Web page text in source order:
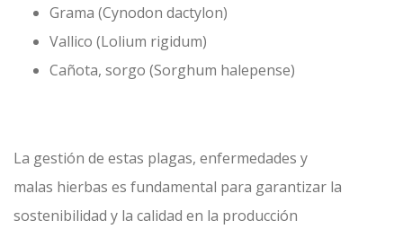
Grama (Cynodon dactylon)
Vallico (Lolium rigidum)
Cañota, sorgo (Sorghum halepense)
La gestión de estas plagas, enfermedades y
malas hierbas es fundamental para garantizar la
sostenibilidad y la calidad en la producción